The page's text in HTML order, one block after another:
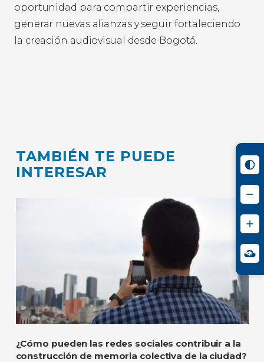
oportunidad para compartir experiencias,
generar nuevas alianzas y seguir fortaleciendo
la creación audiovisual desde Bogotá.
TAMBIÉN TE PUEDE
INTERESAR
¿Cómo pueden las redes sociales contribuir a la
construcción de memoria colectiva de la ciudad?